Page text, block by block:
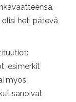
heti pätevä
esimerkit
myös
sanoivat